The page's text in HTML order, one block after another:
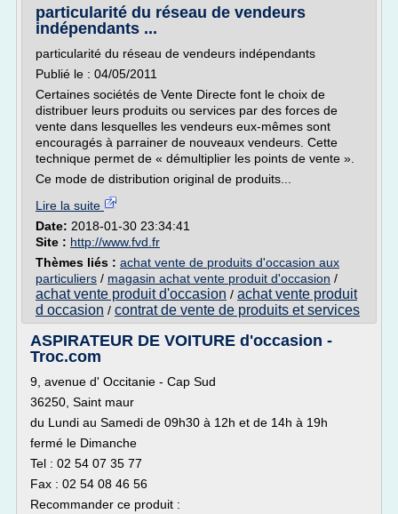
particularité du réseau de vendeurs
indépendants ...
particularité du réseau de vendeurs indépendants
Publié le : 04/05/2011
Certaines sociétés de Vente Directe font le choix de
distribuer leurs produits ou services par des forces de
vente dans lesquelles les vendeurs eux-mêmes sont
encouragés à parrainer de nouveaux vendeurs. Cette
technique permet de « démultiplier les points de vente ».
Ce mode de distribution original de produits...
Lire la suite
Date: 2018-01-30 23:34:41
Site : http://www.fvd.fr
Thèmes liés : achat vente de produits d'occasion aux
particuliers / magasin achat vente produit d'occasion /
achat vente produit d'occasion / achat vente produit
d occasion / contrat de vente de produits et services
ASPIRATEUR DE VOITURE d'occasion -
Troc.com
9, avenue d' Occitanie - Cap Sud
36250, Saint maur
du Lundi au Samedi de 09h30 à 12h et de 14h à 19h
fermé le Dimanche
Tel : 02 54 07 35 77
Fax : 02 54 08 46 56
Recommander ce produit :